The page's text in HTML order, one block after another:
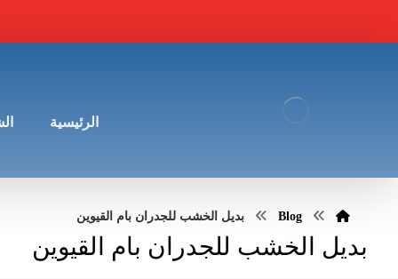
الرئيسية
Blog بديل الخشب للجدران بام القيوين
بديل الخشب للجدران بام القيوين